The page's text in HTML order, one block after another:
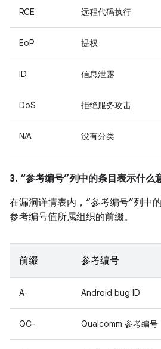
RCE 远程代码执行
EoP 提权
ID 信息泄露
DoS 拒绝服务攻击
N/A 没有分类
3. “参考编号”列中的条目表示什么
在漏洞详情表内，“参考编号”列中
参考编号值所属组织的前缀。
前缀 参考编号
A- Android bug ID
QC- Qualcomm 参考编号